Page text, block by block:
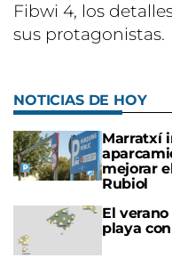
Fibwi 4, los
sus protagonistas.
NOTICIAS DE HOY
Marratxí
mejorar
Rubiol
El
playa